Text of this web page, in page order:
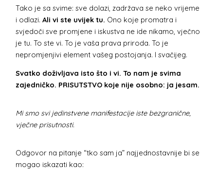
Tako je sa svime: sve dolazi, zadržava se neko vrijeme
i odlazi.Ali vi ste uvijek tu. Ono koje promatra i
svjedoči sve promjene i iskustva ne ide nikamo, vječno
je tu. To ste vi. To je vaša prava priroda. To je
nepromjenjivi element vašeg postojanja. I svačijeg.
Svatko doživljava isto što i vi. To nam je svima
zajedničko. PRISUTSTVO koje nije osobno: ja jesam.
Mi smo svi jedinstvene manifestacije iste bezgranične,
vječne prisutnosti.
Odgovor na pitanje “tko sam ja” najjednostavnije bi se
mogao iskazati kao: